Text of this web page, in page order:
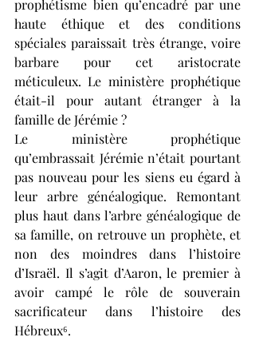
prophétisme bien qu’encadré par une
haute éthique et des conditions
spéciales paraissait très étrange, voire
barbare pour cet aristocrate
méticuleux. Le ministère prophétique
était-il pour autant étranger à la
famille de Jérémie ?
Le ministère prophétique
qu’embrassait Jérémie n’était pourtant
pas nouveau pour les siens eu égard à
leur arbre généalogique. Remontant
plus haut dans l’arbre généalogique de
sa famille, on retrouve un prophète, et
non des moindres dans l’histoire
d’Israël. Il s’agit d’Aaron, le premier à
avoir campé le rôle de souverain
sacrificateur dans l’histoire des
Hébreux⁶.